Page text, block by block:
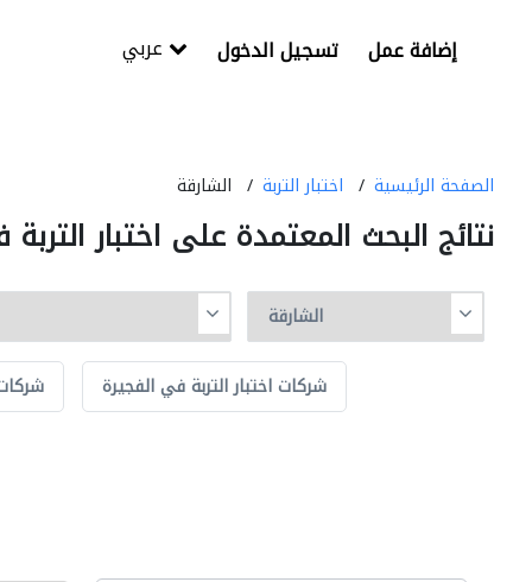
تسجيل الدخول إضافة عمل
الصفحة الرئيسية اختبار التربة الشارقة
نتائج البحث المعتمدة على اختبار
شركات اختبار التربة في الفجيرة